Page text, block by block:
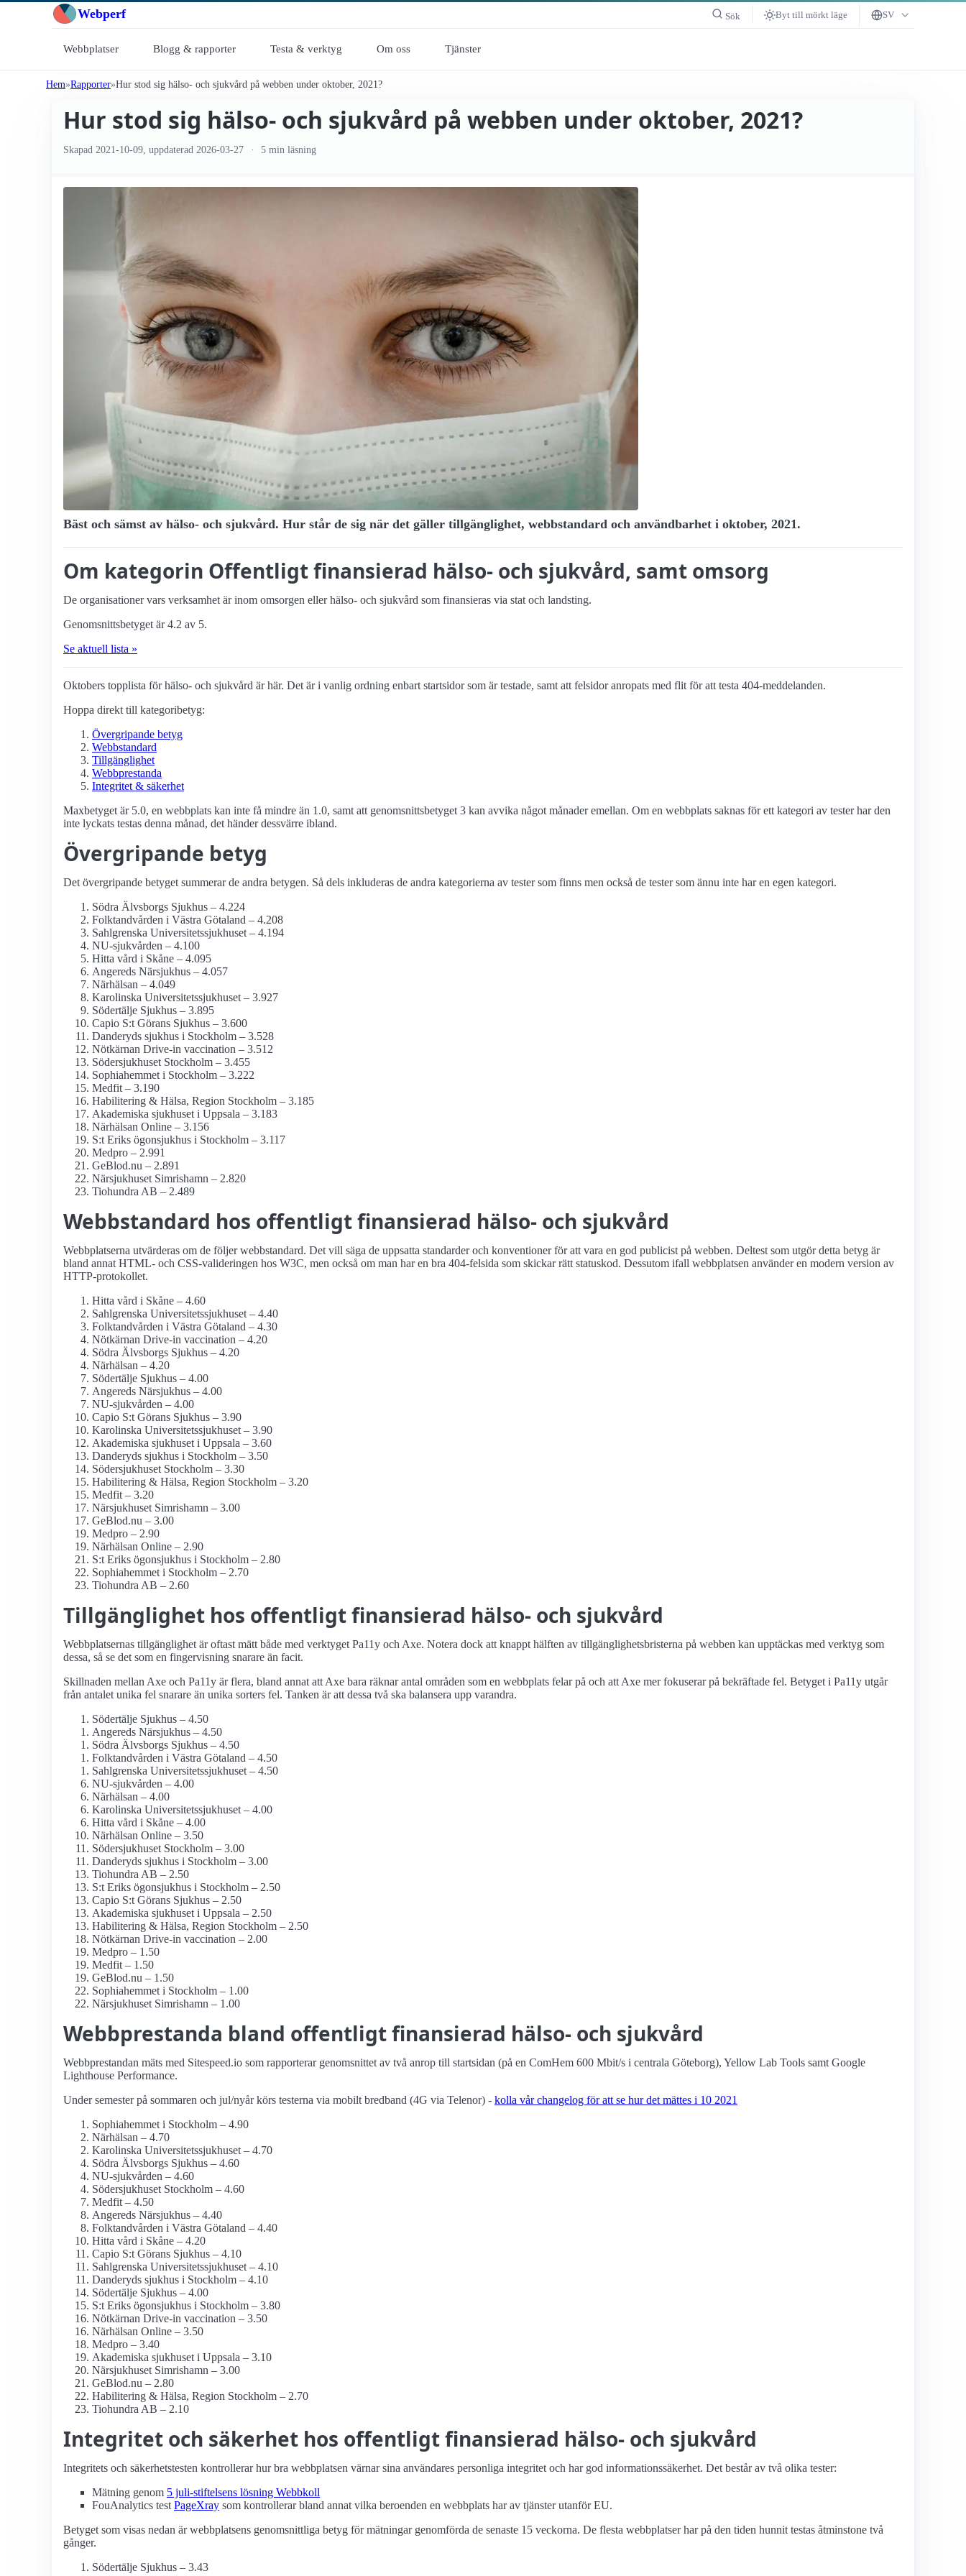
Webperf Sök Byt till mörkt läge SV
Webbplatser Blogg & rapporter Testa & verktyg Om oss Tjänster
Hem Rapporter Hur stod sig hälso- och sjukvård på webben under oktober, 2021?
Hur stod sig hälso- och sjukvård på webben under oktober, 2021?
Skapad 2021-10-09 , uppdaterad 2026-03-27 5 min läsning
Bäst och sämst av hälso- och sjukvård. Hur står de sig när det gäller tillgänglighet, webbstandard och användbarhet i oktober, 2021.
Om kategorin Offentligt finansierad hälso- och sjukvård, samt omsorg
De organisationer vars verksamhet är inom omsorgen eller hälso- och sjukvård som finansieras via stat och landsting.
Genomsnittsbetyget är 4.2 av 5.
Se aktuell lista »
Oktobers topplista för hälso- och sjukvård är här. Det är i vanlig ordning enbart startsidor som är testade, samt att felsidor anropats med flit för att testa 404-meddelanden.
Hoppa direkt till kategoribetyg:
Övergripande betyg
Webbstandard
Tillgänglighet
Webbprestanda
Integritet & säkerhet
Maxbetyget är 5.0, en webbplats kan inte få mindre än 1.0, samt att genomsnittsbetyget 3 kan avvika något månader emellan. Om en webbplats saknas för ett kategori av tester har den
inte lyckats testas denna månad, det händer dessvärre ibland.
Övergripande betyg
Det övergripande betyget summerar de andra betygen. Så dels inkluderas de andra kategorierna av tester som finns men också de tester som ännu inte har en egen kategori.
Södra Älvsborgs Sjukhus – 4.224
Folktandvården i Västra Götaland – 4.208
Sahlgrenska Universitets­sjukhuset – 4.194
NU-sjukvården – 4.100
Hitta vård i Skåne – 4.095
Angereds Närsjukhus – 4.057
Närhälsan – 4.049
Karolinska Universitets­sjukhuset – 3.927
Södertälje Sjukhus – 3.895
Capio S:t Görans Sjukhus – 3.600
Danderyds sjukhus i Stockholm – 3.528
Nötkärnan Drive-in vaccination – 3.512
Söder­sjukhuset Stockholm – 3.455
Sophiahemmet i Stockholm – 3.222
Medfit – 3.190
Habilitering & Hälsa, Region Stockholm – 3.185
Akademiska sjukhuset i Uppsala – 3.183
Närhälsan Online – 3.156
S:t Eriks ögonsjukhus i Stockholm – 3.117
Medpro – 2.991
GeBlod.nu – 2.891
Närsjukhuset Simrishamn – 2.820
Tiohundra AB – 2.489
Webbstandard hos offentligt finansierad hälso- och sjukvård
Webbplatserna utvärderas om de följer webbstandard. Det vill säga de uppsatta standarder och konventioner för att vara en god publicist på webben. Deltest som utgör detta betyg är
bland annat HTML- och CSS-valideringen hos W3C, men också om man har en bra 404-felsida som skickar rätt statuskod. Dessutom ifall webbplatsen använder en modern version av
HTTP-protokollet.
Hitta vård i Skåne – 4.60
Sahlgrenska Universitets­sjukhuset – 4.40
Folktandvården i Västra Götaland – 4.30
Nötkärnan Drive-in vaccination – 4.20
Södra Älvsborgs Sjukhus – 4.20
Närhälsan – 4.20
Södertälje Sjukhus – 4.00
Angereds Närsjukhus – 4.00
NU-sjukvården – 4.00
Capio S:t Görans Sjukhus – 3.90
Karolinska Universitets­sjukhuset – 3.90
Akademiska sjukhuset i Uppsala – 3.60
Danderyds sjukhus i Stockholm – 3.50
Söder­sjukhuset Stockholm – 3.30
Habilitering & Hälsa, Region Stockholm – 3.20
Medfit – 3.20
Närsjukhuset Simrishamn – 3.00
GeBlod.nu – 3.00
Medpro – 2.90
Närhälsan Online – 2.90
S:t Eriks ögonsjukhus i Stockholm – 2.80
Sophiahemmet i Stockholm – 2.70
Tiohundra AB – 2.60
Tillgänglighet hos offentligt finansierad hälso- och sjukvård
Webbplatsernas tillgänglighet är oftast mätt både med verktyget Pa11y och Axe. Notera dock att knappt hälften av tillgänglighetsbristerna på webben kan upptäckas med verktyg som
dessa, så se det som en fingervisning snarare än facit.
Skillnaden mellan Axe och Pa11y är flera, bland annat att Axe bara räknar antal områden som en webbplats felar på och att Axe mer fokuserar på bekräftade fel. Betyget i Pa11y utgår
från antalet unika fel snarare än unika sorters fel. Tanken är att dessa två ska balansera upp varandra.
Södertälje Sjukhus – 4.50
Angereds Närsjukhus – 4.50
Södra Älvsborgs Sjukhus – 4.50
Folktandvården i Västra Götaland – 4.50
Sahlgrenska Universitets­sjukhuset – 4.50
NU-sjukvården – 4.00
Närhälsan – 4.00
Karolinska Universitets­sjukhuset – 4.00
Hitta vård i Skåne – 4.00
Närhälsan Online – 3.50
Söder­sjukhuset Stockholm – 3.00
Danderyds sjukhus i Stockholm – 3.00
Tiohundra AB – 2.50
S:t Eriks ögonsjukhus i Stockholm – 2.50
Capio S:t Görans Sjukhus – 2.50
Akademiska sjukhuset i Uppsala – 2.50
Habilitering & Hälsa, Region Stockholm – 2.50
Nötkärnan Drive-in vaccination – 2.00
Medpro – 1.50
Medfit – 1.50
GeBlod.nu – 1.50
Sophiahemmet i Stockholm – 1.00
Närsjukhuset Simrishamn – 1.00
Webbprestanda bland offentligt finansierad hälso- och sjukvård
Webbprestandan mäts med Sitespeed.io som rapporterar genomsnittet av två anrop till startsidan (på en ComHem 600 Mbit/s i centrala Göteborg), Yellow Lab Tools samt Google
Lighthouse Performance.
Under semester på sommaren och jul/nyår körs testerna via mobilt bredband (4G via Telenor) - kolla vår changelog för att se hur det mättes i 10 2021
Sophiahemmet i Stockholm – 4.90
Närhälsan – 4.70
Karolinska Universitets­sjukhuset – 4.70
Södra Älvsborgs Sjukhus – 4.60
NU-sjukvården – 4.60
Söder­sjukhuset Stockholm – 4.60
Medfit – 4.50
Angereds Närsjukhus – 4.40
Folktandvården i Västra Götaland – 4.40
Hitta vård i Skåne – 4.20
Capio S:t Görans Sjukhus – 4.10
Sahlgrenska Universitets­sjukhuset – 4.10
Danderyds sjukhus i Stockholm – 4.10
Södertälje Sjukhus – 4.00
S:t Eriks ögonsjukhus i Stockholm – 3.80
Nötkärnan Drive-in vaccination – 3.50
Närhälsan Online – 3.50
Medpro – 3.40
Akademiska sjukhuset i Uppsala – 3.10
Närsjukhuset Simrishamn – 3.00
GeBlod.nu – 2.80
Habilitering & Hälsa, Region Stockholm – 2.70
Tiohundra AB – 2.10
Integritet och säkerhet hos offentligt finansierad hälso- och sjukvård
Integritets och säkerhetstesten kontrollerar hur bra webbplatsen värnar sina användares personliga integritet och har god informationssäkerhet. Det består av två olika tester:
Mätning genom 5 juli-stiftelsens lösning Webbkoll
FouAnalytics test PageXray som kontrollerar bland annat vilka beroenden en webbplats har av tjänster utanför EU.
Betyget som visas nedan är webbplatsens genomsnittliga betyg för mätningar genomförda de senaste 15 veckorna. De flesta webbplatser har på den tiden hunnit testas åtminstone två
gånger.
Södertälje Sjukhus – 3.43